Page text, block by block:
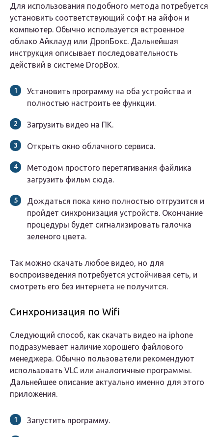
Для использования подобного метода потребуется
установить соответствующий софт на айфон и
компьютер. Обычно используется встроенное
облако Айклауд или ДропБокс. Дальнейшая
инструкция описывает последовательность
действий в системе DropBox.
Установить программу на оба устройства и
полностью настроить ее функции.
Загрузить видео на ПК.
Открыть окно облачного сервиса.
Методом простого перетягивания файлика
загрузить фильм сюда.
Дождаться пока кино полностью отгрузится и
пройдет синхронизация устройств. Окончание
процедуры будет сигнализировать галочка
зеленого цвета.
Так можно скачать любое видео, но для
воспроизведения потребуется устойчивая сеть, и
смотреть его без интернета не получится.
Синхронизация по Wifi
Следующий способ, как скачать видео на iphone
подразумевает наличие хорошего файлового
менеджера. Обычно пользователи рекомендуют
использовать VLC или аналогичные программы.
Дальнейшее описание актуально именно для этого
приложения.
Запустить программу.